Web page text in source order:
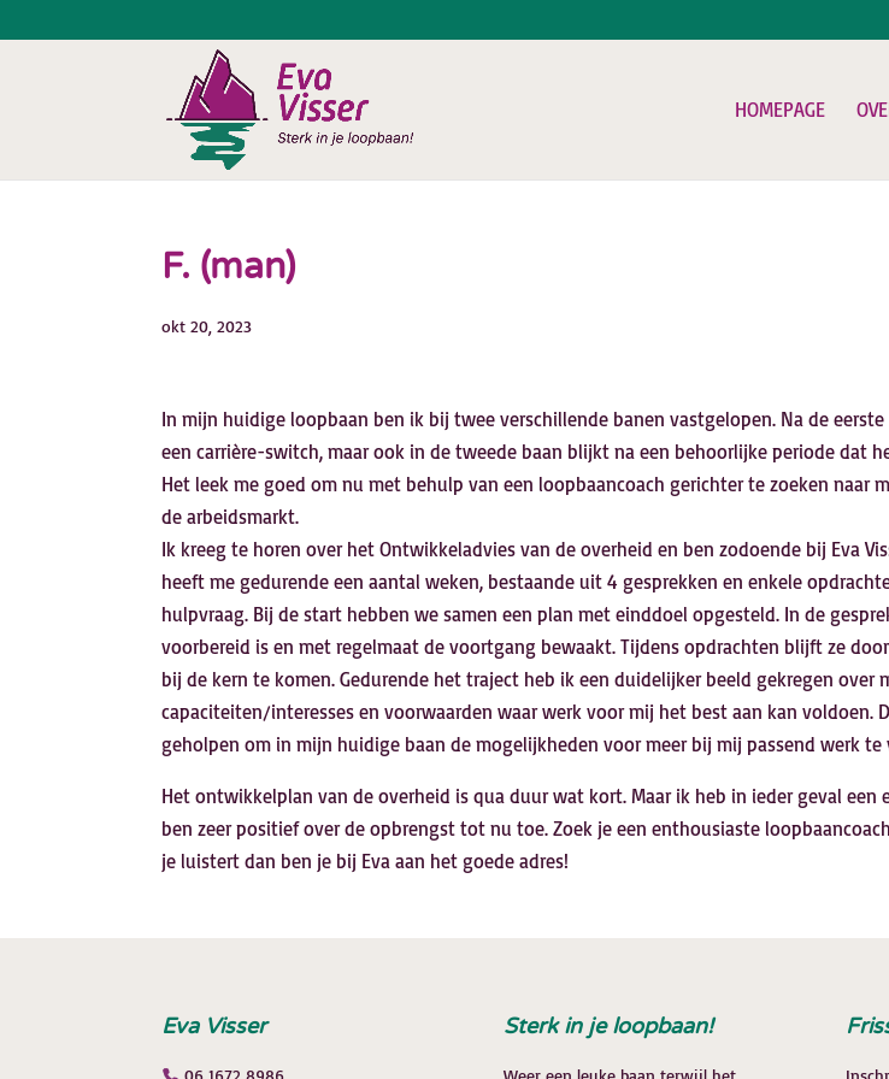
HOMEPAGE
F. (man)
okt 20, 2023
In mijn huidige loopbaan ben ik bij twee verschillende banen vastgelopen. Na de
een carrière-switch, maar ook in de tweede baan blijkt na een behoorlijke periode dat
Het leek me goed om nu met behulp van een loopbaancoach gerichter te zoeken naar
de arbeidsmarkt.
Ik kreeg te horen over het Ontwikkeladvies van de overheid en ben zodoende bij Eva
heeft me gedurende een aantal weken, bestaande uit 4 gesprekken en enkele
hulpvraag. Bij de start hebben we samen een plan met einddoel opgesteld. In de
voorbereid is en met regelmaat de voortgang bewaakt. Tijdens opdrachten blijft ze
bij de kern te komen. Gedurende het traject heb ik een duidelijker beeld gekregen over
capaciteiten/interesses en voorwaarden waar werk voor mij het best aan kan voldoen.
geholpen om in mijn huidige baan de mogelijkheden voor meer bij mij passend werk te
Het ontwikkelplan van de overheid is qua duur wat kort. Maar ik heb in ieder geval een
ben zeer positief over de opbrengst tot nu toe. Zoek je een enthousiaste
je luistert dan ben je bij Eva aan het goede adres!
Eva Visser
06 1672 8986
Sterk in je loopbaan!
Weer een leuke baan terwijl het